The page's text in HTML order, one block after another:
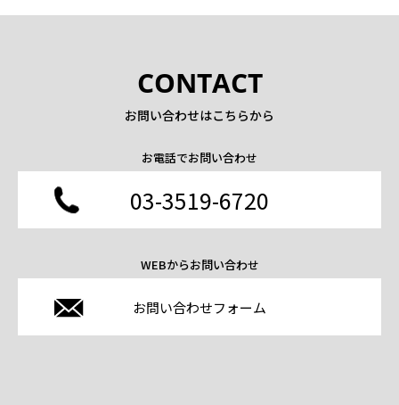
CONTACT
お問い合わせはこちらから
お電話でお問い合わせ
03-3519-6720
WEBからお問い合わせ
お問い合わせフォーム